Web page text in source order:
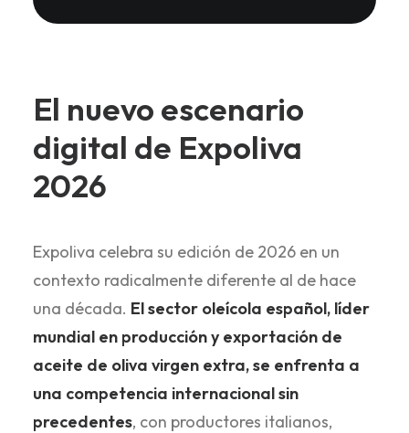
El nuevo escenario
digital de Expoliva
2026
Expoliva celebra su edición de 2026 en un
contexto radicalmente diferente al de hace
una década. El sector oleícola español, líder
mundial en producción y exportación de
aceite de oliva virgen extra, se enfrenta a
una competencia internacional sin
precedentes, con productores italianos,